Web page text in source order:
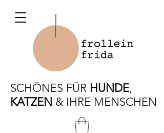
SCHÖNES FÜR HUNDE,
KATZEN & IHRE MENSCHEN